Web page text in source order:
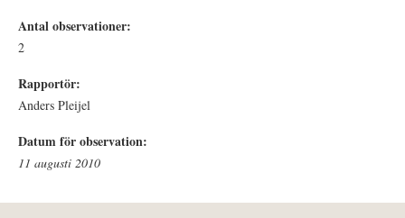
Antal observationer:
2
Rapportör:
Anders Pleijel
Datum för observation:
11 augusti 2010